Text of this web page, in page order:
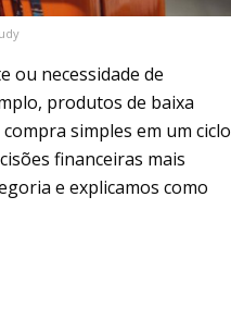
ou necessidade de
produtos de baixa
simples em um ciclo
financeiras mais
e explicamos como